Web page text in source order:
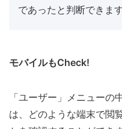
であったと判断できます
モバイルもCheck!
「ユーザー」メニュー
は、どのような端末で閲